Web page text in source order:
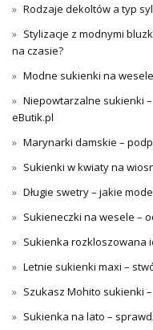
Rodzaje dekoltów a typ
Stylizacje z modnymi
na czasie?
Modne sukienki na
Niepowtarzalne sukienki
eButik.pl
Marynarki damskie –
Sukienki w kwiaty na
Długie swetry – jakie
Sukieneczki na wesele –
Sukienka rozkloszowana
Letnie sukienki maxi –
Szukasz Mohito sukienki
Sukienka na lato –